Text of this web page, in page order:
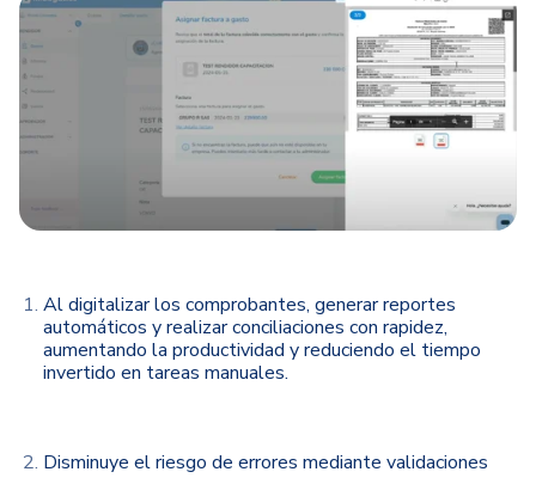
Al digitalizar los comprobantes, generar reportes
automáticos y realizar conciliaciones con rapidez,
aumentando la productividad y reduciendo el tiempo
invertido en tareas manuales.
Disminuye el riesgo de errores mediante validaciones